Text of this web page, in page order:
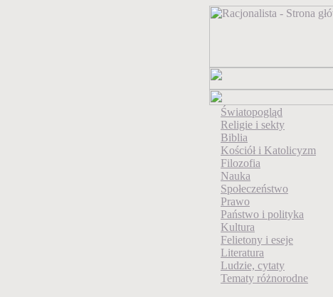
Światopogląd
Religie i sekty
Biblia
Kościół i Katolicyzm
Filozofia
Nauka
Społeczeństwo
Prawo
Państwo i polityka
Kultura
Felietony i eseje
Literatura
Ludzie, cytaty
Tematy różnorodne